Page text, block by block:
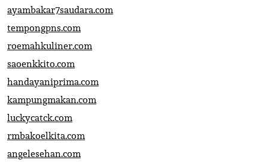
ayambakar7saudara.com
tempongpns.com
roemahkuliner.com
saoenkkito.com
handayaniprima.com
kampungmakan.com
luckycatck.com
rmbakoelkita.com
angelesehan.com